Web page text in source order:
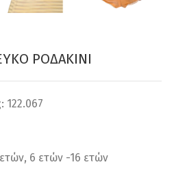
ΡΟΔΑΚΙΝΙ
122.067
ετών, 6 ετών -16 ετών